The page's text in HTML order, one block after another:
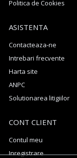
Politica de Cookies
ASISTENTA
Contacteaza-ne
Intrebari frecvente
Harta site
ANPC
Solutionarea litigiilor
CONT CLIENT
Contul meu
Inregistrare